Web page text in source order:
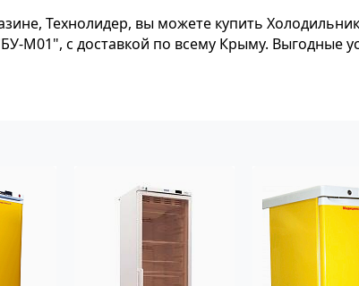
Технолидер, вы можете купить
М01", с доставкой по всему Крыму. Выгодные